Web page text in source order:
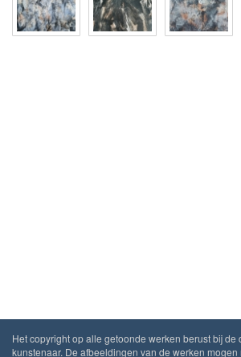
Het copyright op alle getoonde werken berust bij de
kunstenaar. De afbeeldingen van de werken